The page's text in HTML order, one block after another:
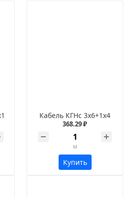
Кабель КГНс 3х6+1х4
368.29 ₽
м
Купить